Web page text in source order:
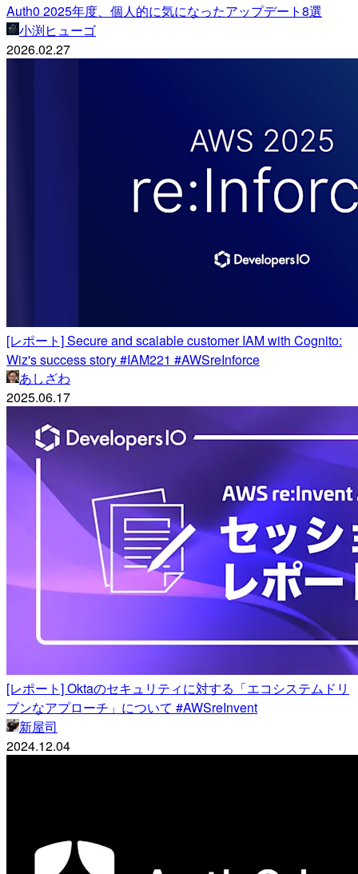
Auth0 2025年度、個人的に気になったアップデート8選
小渕ヒューゴ
2026.02.27
[レポート] Secure and scalable customer IAM with Cognito:
Wiz's success story #IAM221 #AWSreInforce
あしざわ
2025.06.17
[レポート] Oktaのセキュリティに対する「エコシステムドリ
ブンなアプローチ」について #AWSreInvent
新屋司
2024.12.04